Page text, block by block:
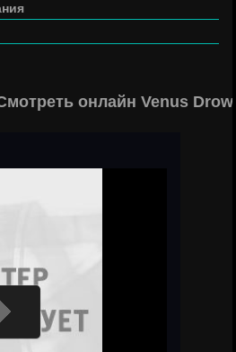
онлайн Venus